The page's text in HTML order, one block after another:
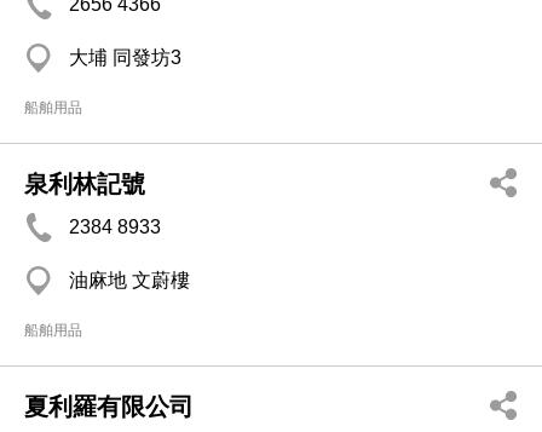
2656 4366
大埔 同發坊3
船舶用品
泉利林記號
2384 8933
油麻地 文蔚樓
船舶用品
夏利羅有限公司